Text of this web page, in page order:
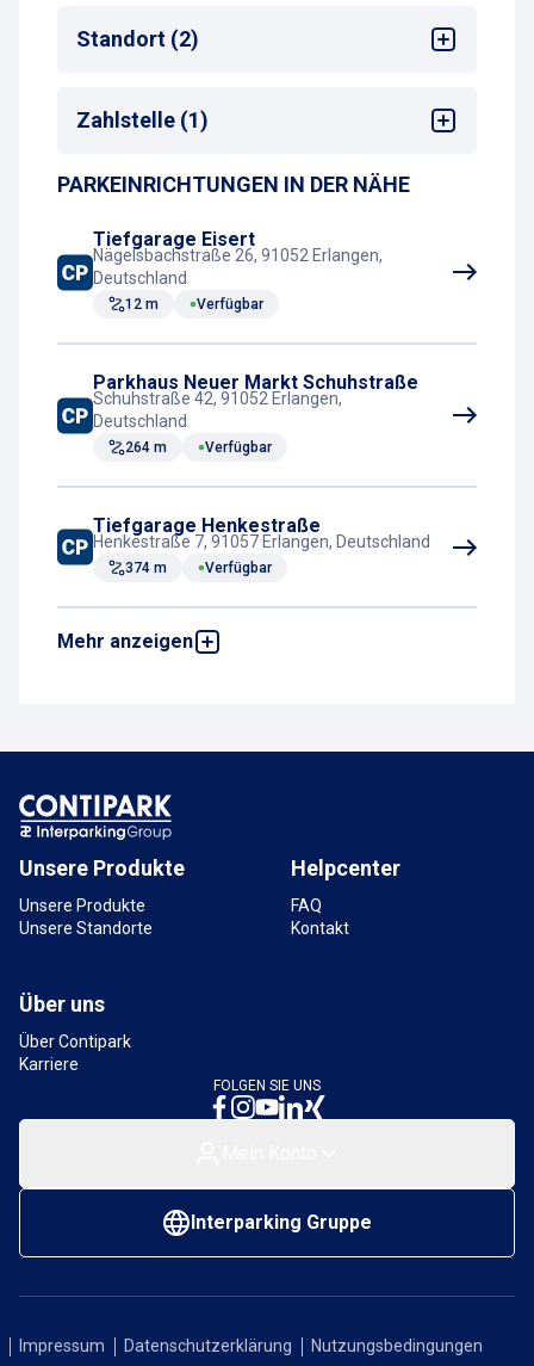
Bus-Haltestelle
Standort (2)
Stadtzentrum
Zahlstelle (1)
Kassenautomat
PARKEINRICHTUNGEN IN DER NÄHE
Tiefgarage Eisert
Nägelsbachstraße 26, 91052 Erlangen,
Deutschland
12 m Verfügbar
Parkhaus Neuer Markt Schuhstraße
Schuhstraße 42, 91052 Erlangen,
Deutschland
264 m Verfügbar
Tiefgarage Henkestraße
Henkestraße 7, 91057 Erlangen, Deutschland
374 m Verfügbar
Mehr anzeigen
Parkplatz Bahnhof P1
Tiefgarage FLAIR
Königstraße 112-114, 90762 Fürth,
Deutschland
Unsere Produkte
Unsere Produkte
Unsere Standorte
Helpcenter
FAQ
Kontakt
Über uns
Über Contipark
Karriere
FOLGEN SIE UNS
Interparking Gruppe
Impressum Datenschutzerklärung Nutzungsbedingungen